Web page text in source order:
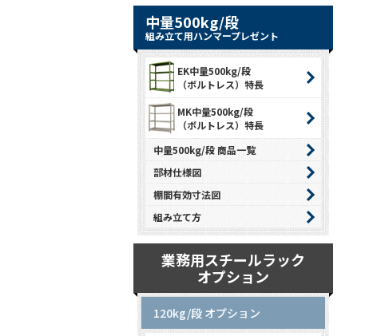
中量500kg/段
組み立て用ハンマープレゼント
EK中量500kg/段
（ボルトレス）特長
MK中量500kg/段
（ボルトレス）特長
中量500kg/段 商品一覧
部材仕様図
棚間有効寸法図
組み立て方
業務用スチールラック
オプション
120kg/段 オプション